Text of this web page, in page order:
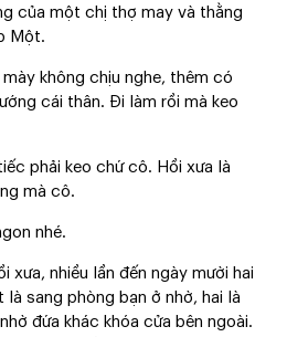
của một chị thợ may và thằng
Một.
không chịu nghe, thêm có
cái thân. Đi làm rồi mà keo
phải keo chứ cô. Hồi xưa là
mà cô.
nhé.
xưa, nhiều lần đến ngày mười hai
sang phòng bạn ở nhờ, hai là
đứa khác khóa cửa bên ngoài.